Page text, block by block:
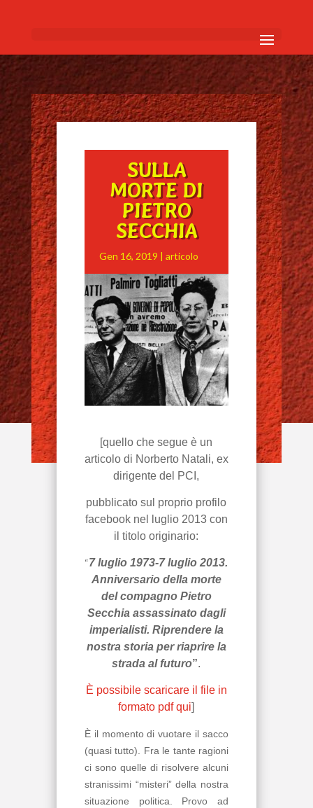
SULLA
MORTE DI
PIETRO
SECCHIA
Gen 16, 2019 | articolo
[quello che segue è un
articolo di Norberto Natali, ex
dirigente del PCI,
pubblicato sul proprio profilo
facebook nel luglio 2013 con
il titolo originario:
“7 luglio 1973-7 luglio 2013.
Anniversario della morte
del compagno Pietro
Secchia assassinato dagli
imperialisti. Riprendere la
nostra storia per riaprire la
strada al futuro”.
È possibile scaricare il file in
formato pdf qui]
È il momento di vuotare il sacco
(quasi tutto). Fra le tante ragioni
ci sono quelle di risolvere alcuni
stranissimi “misteri” della nostra
situazione politica. Provo ad